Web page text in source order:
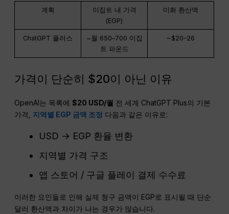
계획
이집트 내 가격
(EGP)
미화 환산액
ChatGPT 플러스
~월 650–700 이집
트 파운드
~$20–26
가격이 단순히 $20이 아닌 이유
OpenAI는 목록에$20 USD/월 전 세계 ChatGPT Plus의 기본
가격, 지역별 EGP 금액 조정 다음과 같은 이유로:
USD → EGP 환율 변환
지역별 가격 구조
앱 스토어 / 구글 플레이 결제 수수료
이러한 요인들로 인해 실제 청구 금액이 EGP로 표시될 때 단순
달러 환산액과 차이가 나는 경우가 많습니다.